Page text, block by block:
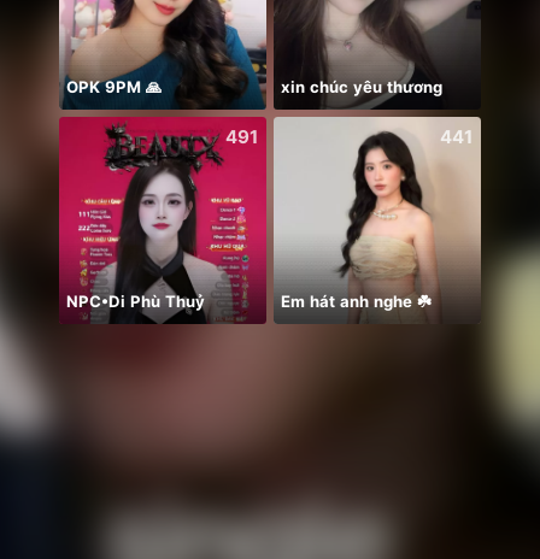
OPK 9PM 🙏 xin chúc yêu thương
491
NPC•Di Phù Thuỷ
441
Em hát anh nghe ☘️